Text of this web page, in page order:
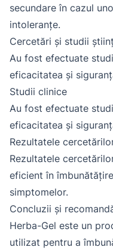
secundare în cazul
intoleranțe.
Cercetări și studii
Au fost efectuate
eficacitatea și
Studii clinice
Au fost efectuate
eficacitatea și
Rezultatele
Rezultatele
eficient în
simptomelor.
Concluzii și
Herba-Gel este un
utilizat pentru a